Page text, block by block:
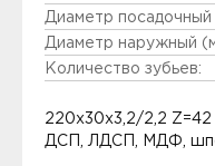
Диаметр посадочный
Диаметр наружный
Количество зубьев:
220x30x3,2/2,2 Z=42
ДСП, ЛДСП, МДФ,